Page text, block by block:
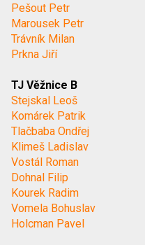
Pešout Petr
Marousek Petr
Trávník Milan
Prkna Jiří
TJ Věžnice B
Stejskal Leoš
Komárek Patrik
Tlačbaba Ondřej
Klimeš Ladislav
Vostál Roman
Dohnal Filip
Kourek Radim
Vomela Bohuslav
Holcman Pavel